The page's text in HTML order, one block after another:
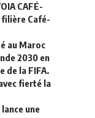
CAFÉ-
filière Café-
au Maroc
2030 en
de la FIFA.
fierté la
une